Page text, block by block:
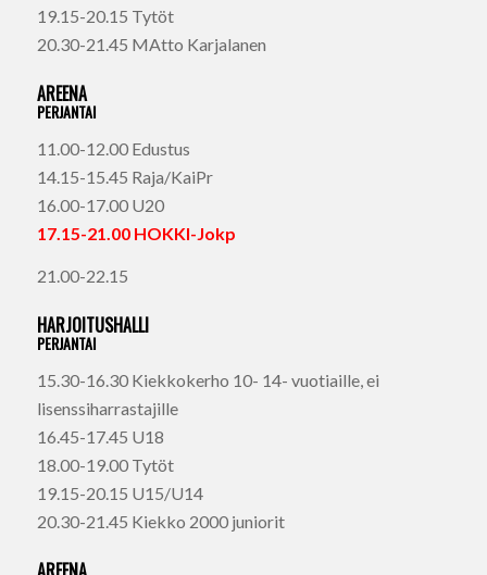
19.15-20.15 Tytöt
20.30-21.45 MAtto Karjalanen
AREENA
PERJANTAI
11.00-12.00 Edustus
14.15-15.45 Raja/KaiPr
16.00-17.00 U20
17.15-21.00 HOKKI-Jokp
21.00-22.15
HARJOITUSHALLI
PERJANTAI
15.30-16.30 Kiekkokerho 10- 14- vuotiaille, ei
lisenssiharrastajille
16.45-17.45 U18
18.00-19.00 Tytöt
19.15-20.15 U15/U14
20.30-21.45 Kiekko 2000 juniorit